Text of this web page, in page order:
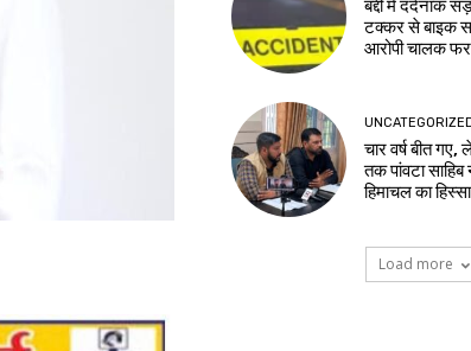
बद्दी में दर्दनाक
टक्कर से बाइक
आरोपी चालक
चार वर्ष बीत
तक पांवटा
हिमाचल का
Load more